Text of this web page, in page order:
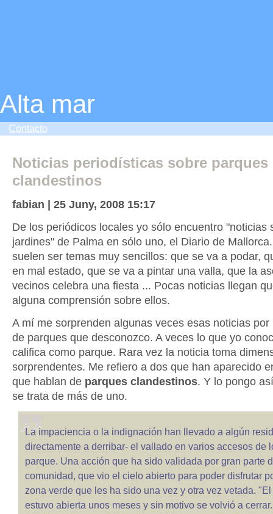
Alta mar
Contacto
Noticias periodísticas sobre parques
clandestinos
fabian | 25 Juny, 2008 15:17
De los periódicos locales yo sólo encuentro "noticias
jardines" de Palma en sólo uno, el Diario de
suelen ser temas muy sencillos: que se va a podar,
en mal estado, que se va a pintar una valla, que la
vecinos celebra una fiesta ... Pocas noticias llegan
alguna comprensión sobre ellos.
A mí me sorprenden algunas veces esas noticias por
de parques que desconozco. A veces lo que yo
califica como parque. Rara vez la noticia toma
sorprendentes. Me refiero a dos que han aparecido
que hablan de parques clandestinos. Y lo pongo
se trata de más de uno.
La impaciencia o la indignación han llevado a algún
directamente a derribar- el vallado en varios accesos de
parque. Una acción que ha sido validada por gran parte
comunidad, que vio el cielo abierto para poder disfrutar
zona verde que les ha sido una vez y otra vez vetada.
estuvo abierta unos meses y sin motivo se volvió a